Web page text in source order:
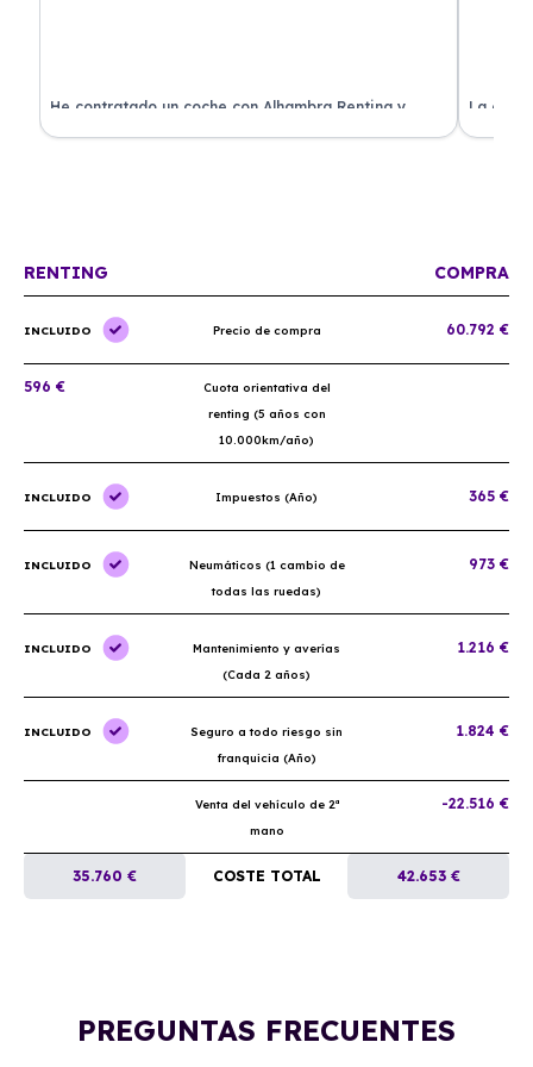
He contratado un coche con Alhambra Renting y
estoy impresionado. Todo ha sido transparente y sin
La
RENTING COMPRA
INCLUIDO Precio de compra 60.792 €
596 €
Cuota orientativa del
renting (5 años con
10.000km/año)
INCLUIDO Impuestos (Año) 365 €
INCLUIDO
Neumáticos (1 cambio de
todas las ruedas)
973 €
INCLUIDO
Mantenimiento y averías
(Cada 2 años)
1.216 €
INCLUIDO
Seguro a todo riesgo sin
franquicia (Año)
1.824 €
Venta del vehículo de 2ª
mano
-22.516 €
35.760 € COSTE TOTAL 42.653 €
PREGUNTAS FRECUENTES